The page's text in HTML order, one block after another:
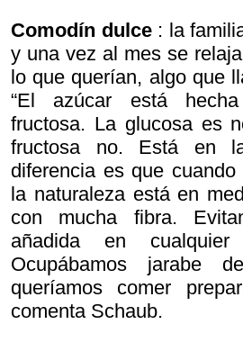
Comodín dulce: la
y una vez al mes se
lo que querían, algo que
“El azúcar está
fructosa. La glucosa es
fructosa no. Está en
diferencia es que
la naturaleza está en
con mucha fibra.
añadida en
Ocupábamos jarabe
queríamos comer
comenta Schaub.